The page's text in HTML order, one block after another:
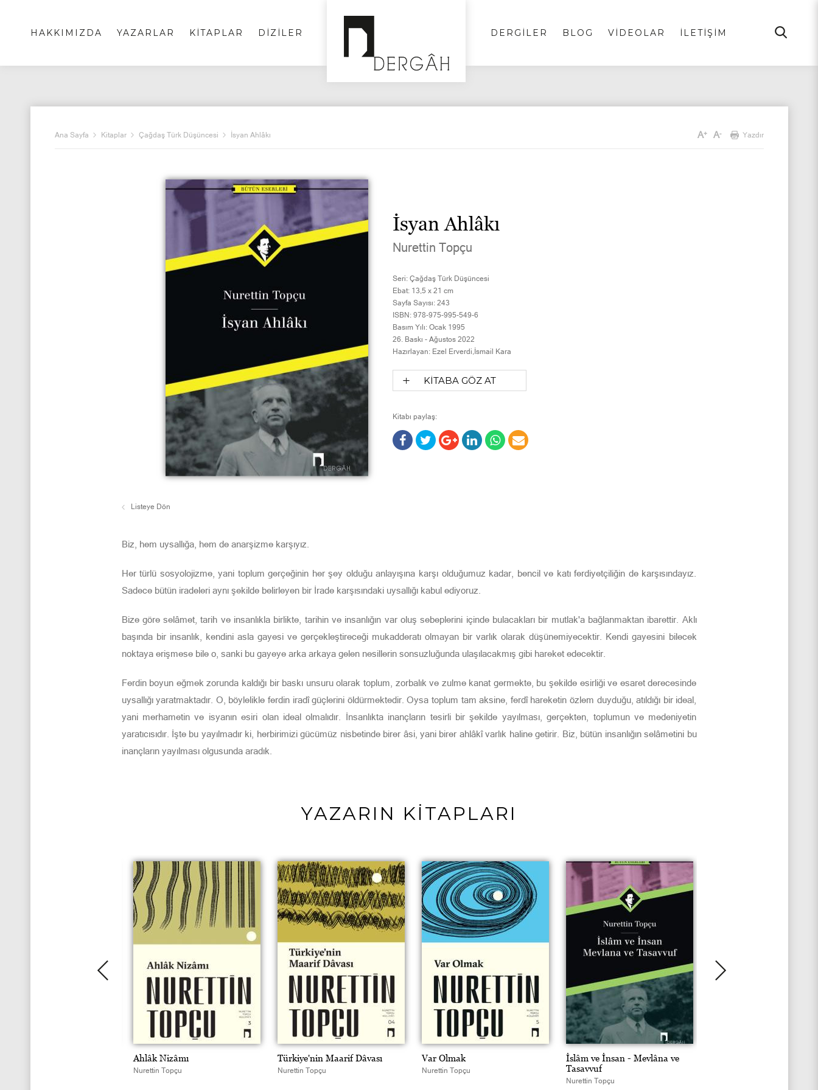
HAKKIMIZDA YAZARLAR KİTAPLAR DİZİLER İLETİŞİM
VİDEOLAR
BLOG
DERGİLER
Ana Sayfa Kitaplar Çağdaş Türk Düşüncesi İsyan Ahlâkı A+ A- Yazdır
İsyan Ahlâkı
Nurettin Topçu
Seri: Çağdaş Türk Düşüncesi
Ebat: 13,5 x 21 cm
Sayfa Sayısı: 243
ISBN: 978-975-995-549-6
Basım Yılı: Ocak 1995
26. Baskı - Ağustos 2022
Hazırlayan: Ezel Erverdi,İsmail Kara
KİTABA GÖZ AT
Kitabı paylaş:
Listeye Dön
Biz, hem uysallığa, hem de anarşizme karşıyız.
Her türlü sosyolojizme, yani toplum gerçeğinin her şey olduğu anlayışına karşı olduğumuz kadar, bencil ve katı ferdiyetçiliğin de karşısındayız.
Sadece bütün iradeleri aynı şekilde belirleyen bir İrade karşısındaki uysallığı kabul ediyoruz.
Bize göre selâmet, tarih ve insanlıkla birlikte, tarihin ve insanlığın var oluş sebeplerini içinde bulacakları bir mutlak'a bağlanmaktan ibarettir. Aklı
başında bir insanlık, kendini asla gayesi ve gerçekleştireceği mukadderatı olmayan bir varlık olarak düşünemiyecektir. Kendi gayesini bilecek
noktaya erişmese bile o, sanki bu gayeye arka arkaya gelen nesillerin sonsuzluğunda ulaşılacakmış gibi hareket edecektir.
Ferdin boyun eğmek zorunda kaldığı bir baskı unsuru olarak toplum, zorbalık ve zulme kanat germekte, bu şekilde esirliği ve esaret derecesinde
uysallığı yaratmaktadır. O, böylelikle ferdin iradî güçlerini öldürmektedir. Oysa toplum tam aksine, ferdî hareketin özlem duyduğu, atıldığı bir ideal,
yani merhametin ve isyanın esiri olan ideal olmalıdır. İnsanlıkta inançların tesirli bir şekilde yayılması, gerçekten, toplumun ve medeniyetin
yaratıcısıdır. İşte bu yayılmadır ki, herbirimizi gücümüz nisbetinde birer âsi, yani birer ahlâkî varlık haline getirir. Biz, bütün insanlığın selâmetini bu
inançların yayılması olgusunda aradık.
YAZARIN KİTAPLARI
Ahlâk Nizâmı
Nurettin Topçu
Türkiye'nin Maarif Dâvası
Nurettin Topçu
Var Olmak
Nurettin Topçu
İslâm ve İnsan - Mevlâna ve
Tasavvuf
Nurettin Topçu